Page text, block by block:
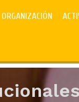
ORGANIZACIÓN